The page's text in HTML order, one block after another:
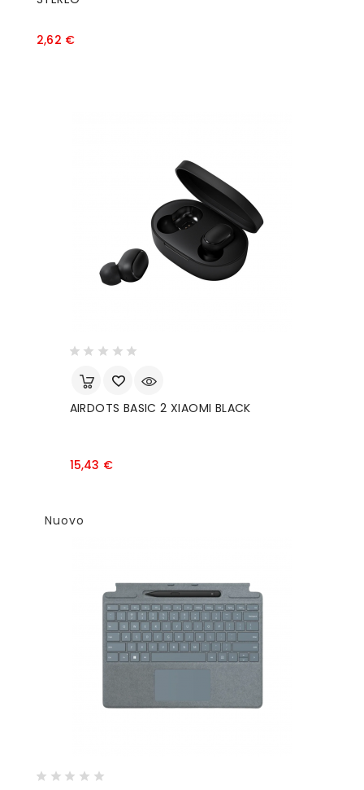
2,62 €Prezzo
AIRDOTS BASIC 2 XIAOMI BLACK
15,43 €Prezzo
Nuovo